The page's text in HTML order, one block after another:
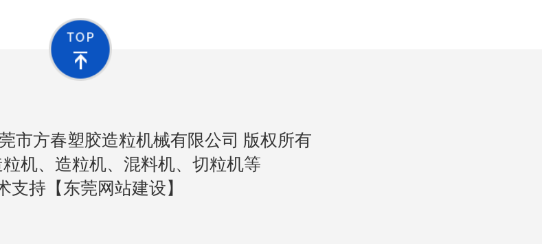
市方春塑胶造粒机械有限公司 版权所有
机、造粒机、混料机、切粒机等
支持【东莞网站建设】